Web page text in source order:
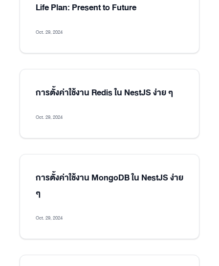
Life Plan: Present to Future
Oct. 29, 2024
การตั้งค่าใช้งาน Redis ใน NestJS ง่าย ๆ
Oct. 29, 2024
การตั้งค่าใช้งาน MongoDB ใน NestJS ง่าย
ๆ
Oct. 29, 2024